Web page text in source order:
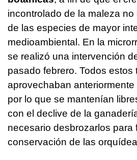
incontrolado de la maleza
de las especies de mayor
medioambiental. En la
se realizó una intervención
pasado febrero. Todos estos
aprovechaban
por lo que se mantenían
con el declive de la
necesario desbrozarlos para
conservación de las